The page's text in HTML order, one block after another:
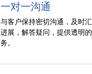
一对一沟通
与客户保持密切沟通，及时
进展，解答疑问，提供透明
务。